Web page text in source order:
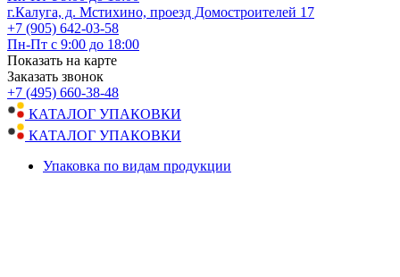
г.Калуга, д. Мстихино, проезд Домостроителей 17
+7 (905) 642-03-58
Пн-Пт с 9:00 до 18:00
Показать на карте
Заказать звонок
+7 (495) 660-38-48
КАТАЛОГ УПАКОВКИ
КАТАЛОГ УПАКОВКИ
Упаковка по видам продукции